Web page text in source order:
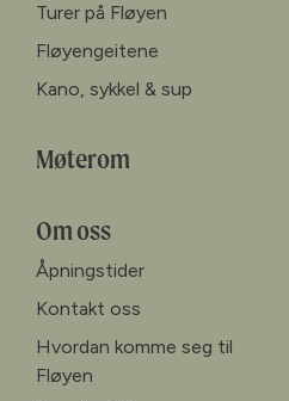
Turer på Fløyen
Fløyengeitene
Kano, sykkel & sup
Møterom
Om oss
Åpningstider
Kontakt oss
Hvordan komme seg til
Fløyen